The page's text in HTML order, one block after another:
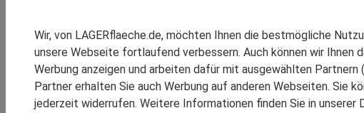
SCHOMBURG GMBH
SM LOGISTIC
KOOPERATIONEN REFERENZEN
Die Königsdisziplin: So gelingt die erfolgreiche Vermarktung
Die Königsdisziplin: So
Wir, von LAGERflaeche.de, möchten Ihnen die bestmögliche
unsere Webseite fortlaufend verbessern. Auch können wir Ihnen
Werbung anzeigen und arbeiten dafür mit ausgewählten Partnern
Partner erhalten Sie auch Werbung auf anderen Webseiten. Sie
jederzeit widerrufen. Weitere Informationen finden Sie in unserer